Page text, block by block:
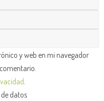
y web en mi navegador
datos